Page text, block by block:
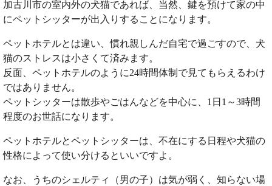
加古川市の室内外の犬猫であれば、当然、鍵を預けて家の中
にペットシッターが出入りすることになります。
ペットホテルとは違い、慣れ親しんだ自宅で過ごすので、犬
猫のストレスは小さくて済みます。
反面、ペットホテルのように24時間体制で見てもらえるわけ
ではありません。
ペットシッターは散歩やごはんなどを中心に、1日1～3時間
程度のお世話になります。
ペットホテルとペットシッターは、不在にする日程や犬猫の
性格によって使い分けるといいですよ。
なお、うちのシェルティ（男の子）は気が弱く、知らない場